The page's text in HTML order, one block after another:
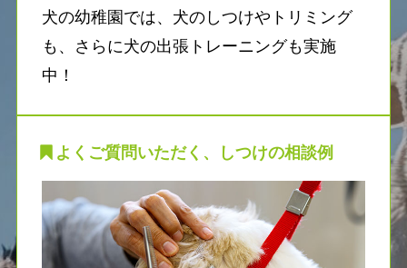
犬の幼稚園では、犬のしつけやトリミング
も、さらに犬の出張トレーニングも実施
中！
よくご質問いただく、しつけの相談例